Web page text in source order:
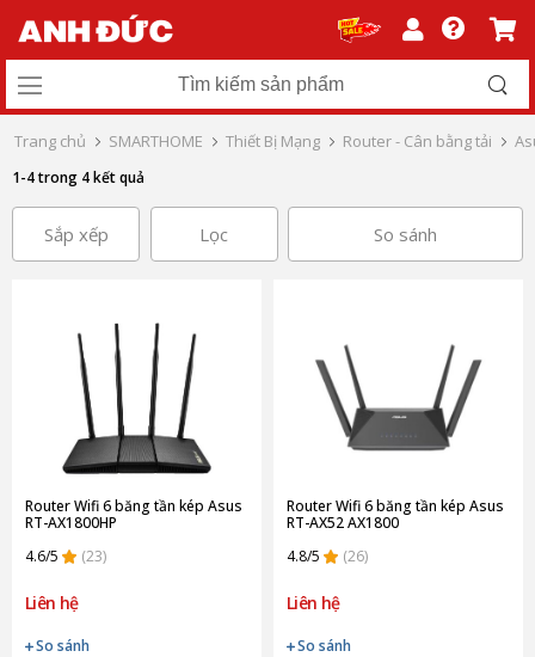
Trang chủ SMARTHOME Thiết Bị Mạng Router - Cân bằng tải
1-4 trong 4 kết quả
Sắp xếp Lọc So sánh
Router Wifi 6 băng tần kép Asus
RT-AX1800HP
4.6/5
(23)
Liên hệ
So sánh
Router Wifi 6 băng tần kép Asus
RT-AX52 AX1800
4.8/5
(26)
Liên hệ
So sánh